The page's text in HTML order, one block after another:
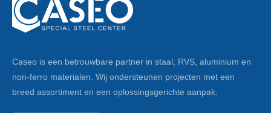
Caseo is een betrouwbare partner in staal, RVS, aluminium en
non-ferro materialen. Wij ondersteunen projecten met een
breed assortiment en een oplossingsgerichte aanpak.